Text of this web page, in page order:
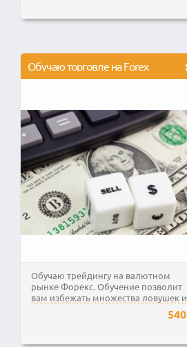
Обучаю торговле на Forex
Обучаю трейдингу на валютном
рынке Форекс. Обучение позволит
вам избежать множества ловушек и
540